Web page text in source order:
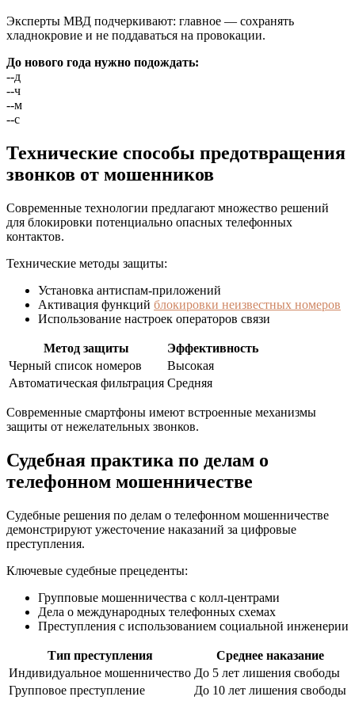
Эксперты МВД подчеркивают: главное — сохранять
хладнокровие и не поддаваться на провокации.
До нового года нужно подождать:
--д
--ч
--м
--с
Технические способы предотвращения
звонков от мошенников
Современные технологии предлагают множество решений
для блокировки потенциально опасных телефонных
контактов.
Технические методы защиты:
Установка антиспам-приложений
Активация функций блокировки неизвестных номеров
Использование настроек операторов связи
Метод защиты
Эффективность
Черный список номеров
Высокая
Автоматическая фильтрация Средняя
Современные смартфоны имеют встроенные механизмы
защиты от нежелательных звонков.
Судебная практика по делам о
телефонном мошенничестве
Судебные решения по делам о телефонном мошенничестве
демонстрируют ужесточение наказаний за цифровые
преступления.
Ключевые судебные прецеденты:
Групповые мошенничества с колл-центрами
Дела о международных телефонных схемах
Преступления с использованием социальной инженерии
Тип преступления
Среднее наказание
Индивидуальное мошенничество До 5 лет лишения свободы
Групповое преступление
До 10 лет лишения свободы